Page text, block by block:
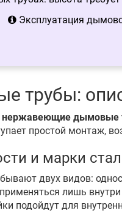
Эксплуатация
трубы:
нержавеющие дымовые
простой монтаж,
и марки
бывают двух видов:
лишь
подойдут для